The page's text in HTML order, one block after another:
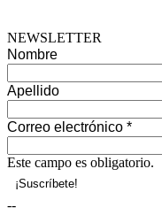
NEWSLETTER
Nombre
Apellido
Correo electrónico *
Este campo es obligatorio.
--